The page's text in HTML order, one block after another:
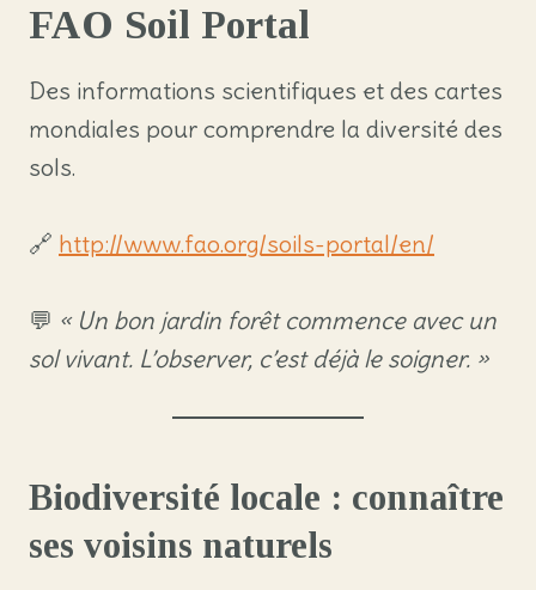
FAO Soil Portal
Des informations scientifiques et des cartes
mondiales pour comprendre la diversité des
sols.
🔗 http://www.fao.org/soils-portal/en/
💬 « Un bon jardin forêt commence avec un
sol vivant. L’observer, c’est déjà le soigner. »
Biodiversité locale : connaître
ses voisins naturels